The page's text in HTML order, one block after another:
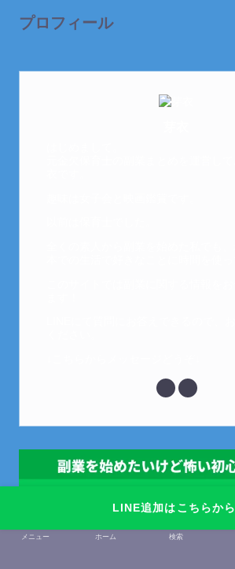
LINE追加はこちらから
プロフィール
メニュー ホーム 検索